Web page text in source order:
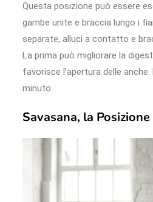
Questa posizione può essere
gambe unite e braccia lungo i
separate, alluci a contatto e
La prima può migliorare la
favorisce l’apertura delle
minuto.
Savasana, la